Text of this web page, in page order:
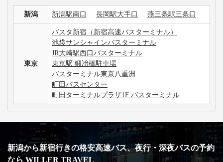
新潟 新潟駅南口 長岡駅大手口 燕三条駅三条口
東京
バスタ新宿（新宿高速バスターミナル）
池袋サンシャインバスターミナル
JR大崎駅西口バスターミナル
東京駅 鍛冶橋駐車場
バスターミナル東京八重洲
町田バスセンター
町田ターミナルプラザ1F バスターミナル
新潟から新宿行きの格安高速バス、夜行・深夜バスの予約
なら WILLER TRAVEL